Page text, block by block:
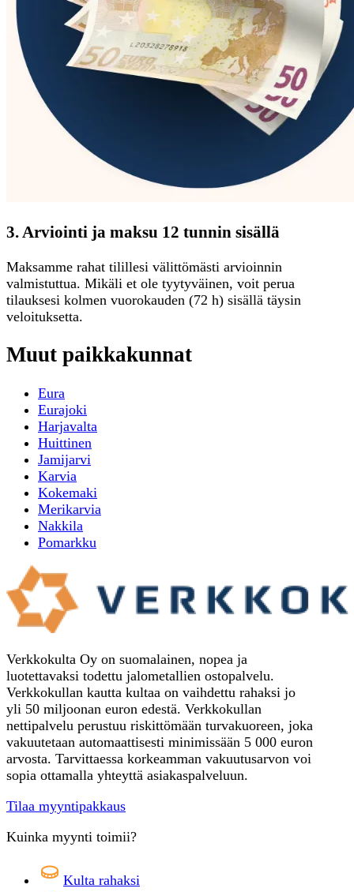
3. Arviointi ja maksu 12 tunnin sisällä
Maksamme rahat tilillesi välittömästi arvioinnin
valmistuttua. Mikäli et ole tyytyväinen, voit perua
tilauksesi kolmen vuorokauden (72 h) sisällä täysin
veloituksetta.
Muut paikkakunnat
Eura
Eurajoki
Harjavalta
Huittinen
Jamijarvi
Karvia
Kokemaki
Merikarvia
Nakkila
Pomarkku
Verkkokulta Oy on suomalainen, nopea ja
luotettavaksi todettu jalometallien ostopalvelu.
Verkkokullan kautta kultaa on vaihdettu rahaksi jo
yli 50 miljoonan euron edestä. Verkkokullan
nettipalvelu perustuu riskittömään turvakuoreen, joka
vakuutetaan automaattisesti minimissään 5 000 euron
arvosta. Tarvittaessa korkeamman vakuutusarvon voi
sopia ottamalla yhteyttä asiakaspalveluun.
Tilaa myyntipakkaus
Kuinka myynti toimii?
Kulta rahaksi